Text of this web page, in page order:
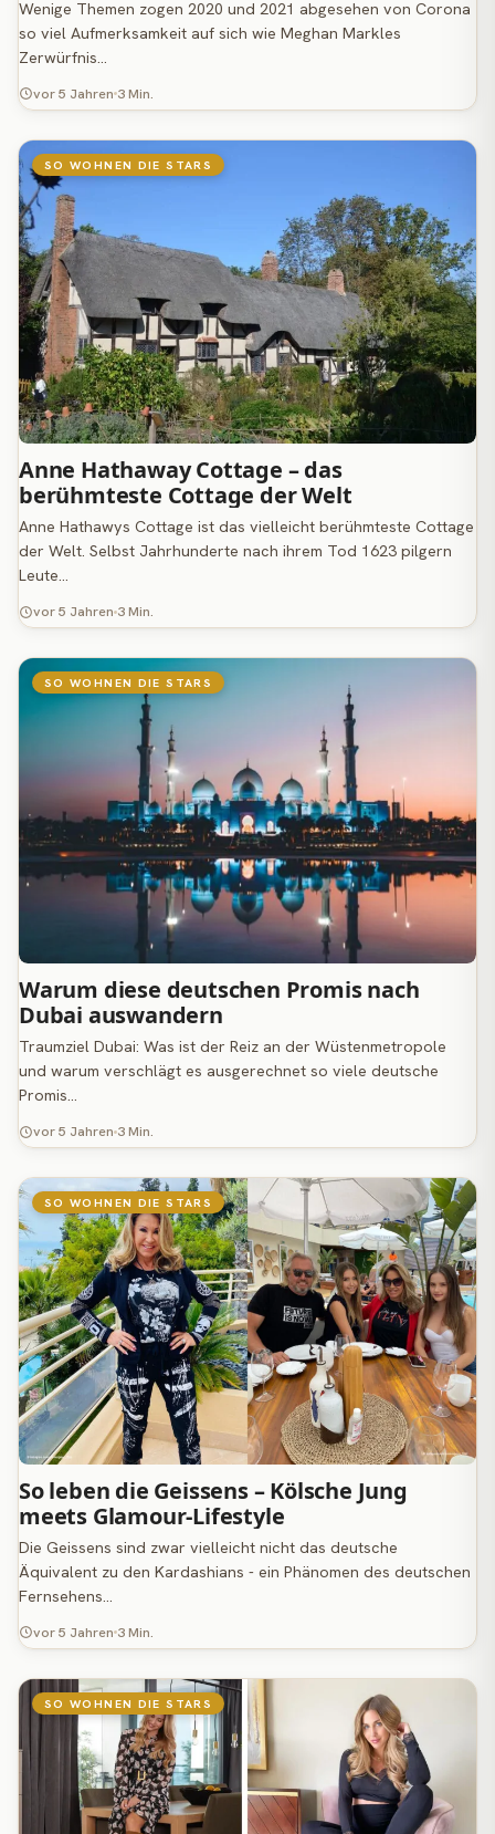
Wenige Themen zogen 2020 und 2021 abgesehen von Corona
so viel Aufmerksamkeit auf sich wie Meghan Markles
Zerwürfnis…
vor 5 Jahren 3 Min.
SO WOHNEN DIE STARS
Anne Hathaway Cottage – das
berühmteste Cottage der Welt
Anne Hathawys Cottage ist das vielleicht berühmteste Cottage
der Welt. Selbst Jahrhunderte nach ihrem Tod 1623 pilgern
Leute…
vor 5 Jahren 3 Min.
SO WOHNEN DIE STARS
Warum diese deutschen Promis nach
Dubai auswandern
Traumziel Dubai: Was ist der Reiz an der Wüstenmetropole
und warum verschlägt es ausgerechnet so viele deutsche
Promis…
vor 5 Jahren 3 Min.
SO WOHNEN DIE STARS
So leben die Geissens – Kölsche Jung
meets Glamour-Lifestyle
Die Geissens sind zwar vielleicht nicht das deutsche
Äquivalent zu den Kardashians - ein Phänomen des deutschen
Fernsehens…
vor 5 Jahren 3 Min.
SO WOHNEN DIE STARS